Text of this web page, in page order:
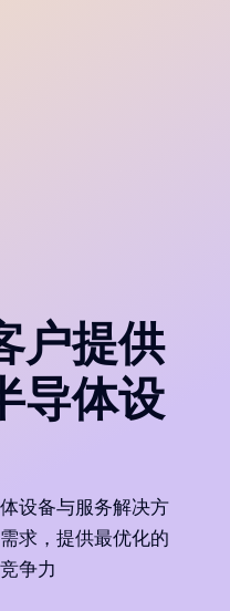
户提供
导体设
设备与服务解决方
求，提供最优化的
争力